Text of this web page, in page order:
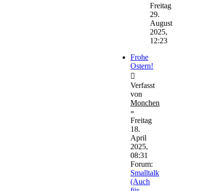
Beitrag
Freitag
29.
August
2025,
12:23
Frohe
Ostern!
Verfasst
von
Monchen
»
Freitag
18.
April
2025,
08:31
Forum:
Smalltalk
(Auch